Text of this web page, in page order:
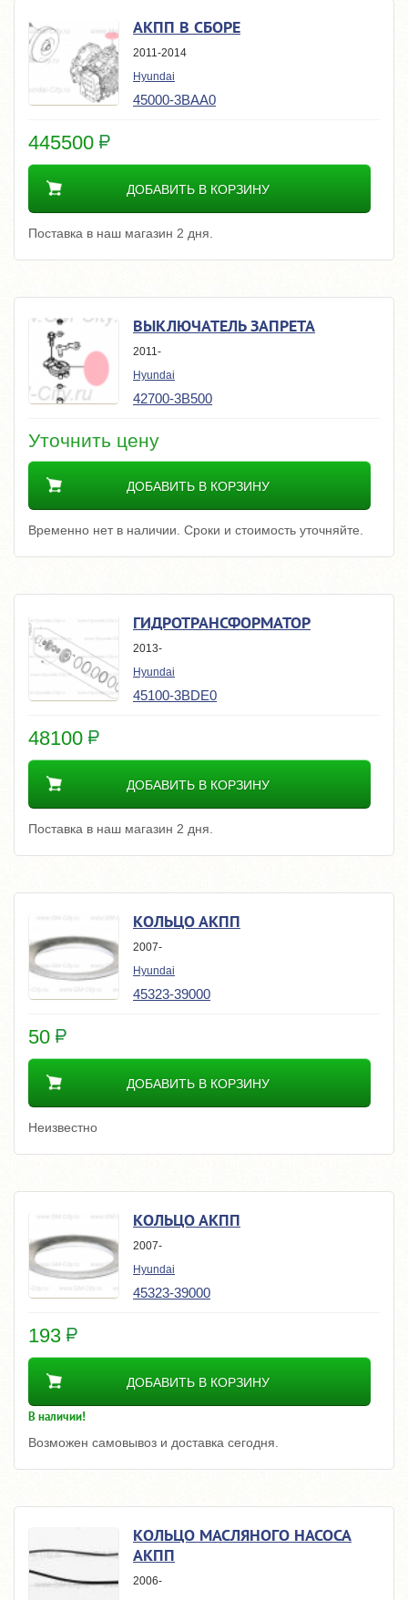
АКПП В СБОРЕ
2011-2014
Hyundai
45000-3BAA0
445500
ДОБАВИТЬ В КОРЗИНУ
Поставка в наш магазин 2 дня.
ВЫКЛЮЧАТЕЛЬ ЗАПРЕТА
2011-
Hyundai
42700-3B500
Уточнить цену
ДОБАВИТЬ В КОРЗИНУ
Временно нет в наличии. Сроки и стоимость уточняйте.
ГИДРОТРАНСФОРМАТОР
2013-
Hyundai
45100-3BDE0
48100
ДОБАВИТЬ В КОРЗИНУ
Поставка в наш магазин 2 дня.
КОЛЬЦО АКПП
2007-
Hyundai
45323-39000
50
ДОБАВИТЬ В КОРЗИНУ
Неизвестно
КОЛЬЦО АКПП
2007-
Hyundai
45323-39000
193
ДОБАВИТЬ В КОРЗИНУ
В наличии!
Возможен самовывоз и доставка сегодня.
КОЛЬЦО МАСЛЯНОГО НАСОСА
АКПП
2006-